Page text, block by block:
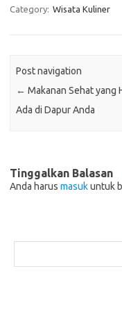
Category: Wisata Kuliner
Post navigation
← Makanan Sehat yang
Ada di Dapur Anda
Tinggalkan Balasan
Anda harus masukuntuk